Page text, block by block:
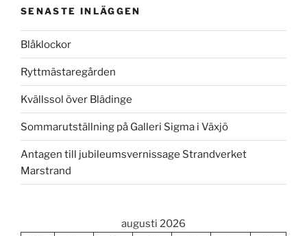
SENASTE INLÄGGEN
Blåklockor
Ryttmästaregården
Kvällssol över Blädinge
Sommarutställning på Galleri Sigma i Växjö
Antagen till jubileumsvernissage Strandverket
Marstrand
augusti 2026